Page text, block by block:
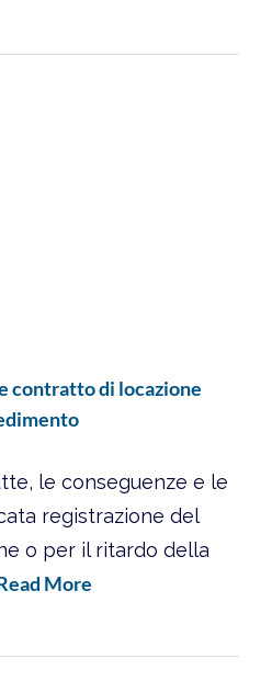
contratto di locazione
le conseguenze e le
registrazione del
o per il ritardo della
More